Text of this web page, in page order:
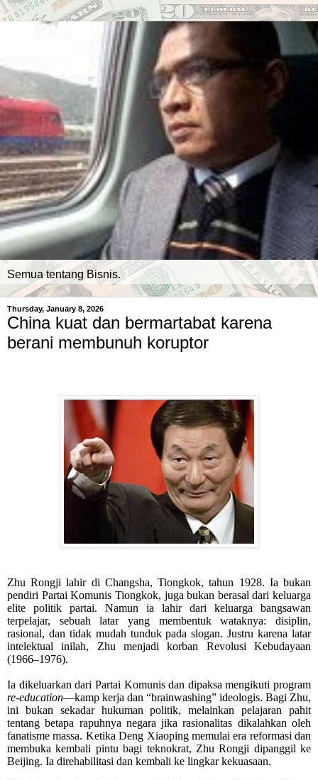
Semua tentang Bisnis.
Thursday, January 8, 2026
China kuat dan bermartabat karena
berani membunuh koruptor
Zhu Rongji lahir di Changsha, Tiongkok, tahun 1928. Ia bukan
pendiri Partai Komunis Tiongkok, juga bukan berasal dari keluarga
elite politik partai. Namun ia lahir dari keluarga bangsawan
terpelajar, sebuah latar yang membentuk wataknya: disiplin,
rasional, dan tidak mudah tunduk pada slogan. Justru karena latar
intelektual inilah, Zhu menjadi korban Revolusi Kebudayaan
(1966–1976).
Ia dikeluarkan dari Partai Komunis dan dipaksa mengikuti program
re-education—kamp kerja dan “brainwashing” ideologis. Bagi Zhu,
ini bukan sekadar hukuman politik, melainkan pelajaran pahit
tentang betapa rapuhnya negara jika rasionalitas dikalahkan oleh
fanatisme massa. Ketika Deng Xiaoping memulai era reformasi dan
membuka kembali pintu bagi teknokrat, Zhu Rongji dipanggil ke
Beijing. Ia direhabilitasi dan kembali ke lingkar kekuasaan.